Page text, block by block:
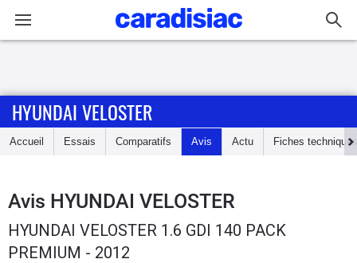
Accueil
Essais
Guide
d'achat
HYUNDAI VELOSTER
Accueil Essais Comparatifs Avis Actu Fiches techniques
Avis HYUNDAI VELOSTER
HYUNDAI VELOSTER 1.6 GDI 140 PACK
PREMIUM - 2012